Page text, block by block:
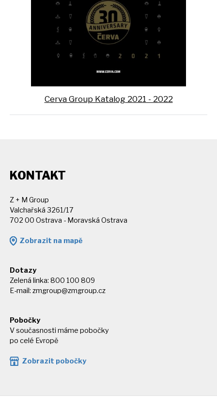
Cerva Group Katalog 2021 - 2022
KONTAKT
Z + M Group
Valchařská 3261/17
702 00 Ostrava - Moravská Ostrava
Zobrazit na mapě
Dotazy
Zelená linka: 800 100 809
E-mail: zmgroup@zmgroup.cz
Pobočky
V současnosti máme pobočky
po celé Evropě
Zobrazit pobočky